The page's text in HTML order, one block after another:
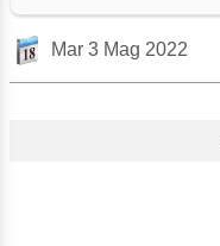
Mar 3 Mag 2022